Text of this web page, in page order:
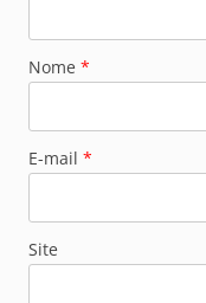
Nome *
E-mail *
Site